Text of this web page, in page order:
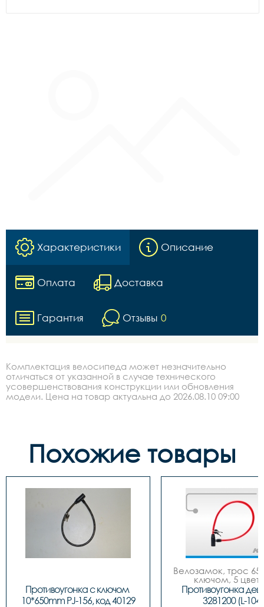
Характеристики Описание
Оплата Доставка
Гарантия Отзывы 0
Комплектация велосипеда может незначительно
отличаться от указанной в случае технического
усовершенствования конструкции или обновления
модели. Цена на товар актуальна до 2026.08.10 09:00
Похожие товары
Противоугонка с ключом
10*650mm PJ-156, код 40129
Велозамок, трос
ключом, 5
Противоугонка
3281200 (L-104)